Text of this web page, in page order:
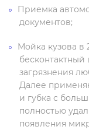
Приемка
документов;
Мойка кузова в
загрязнения
Далее
и губка с
полностью
появления